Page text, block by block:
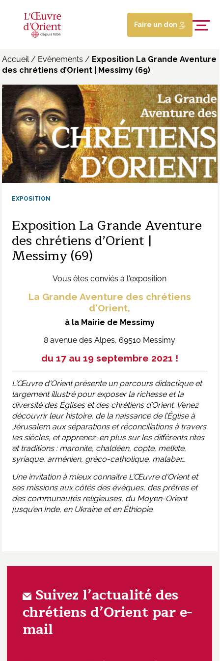
Faire un don
Accueil/ Evènements / Exposition La Grande Aventure
des chrétiens d’Orient | Messimy (69)
EXPOSITION
Exposition La Grande Aventure
des chrétiens d’Orient |
Messimy (69)
Vous êtes conviés à l'exposition
La Grande Aventure des chrétiens
d'Orient,
à la Mairie de Messimy
8 avenue des Alpes, 69510 Messimy
du 17 au 19 septembre 2021 !
L'Œuvre d'Orient présente un parcours didactique et
largement illustré pour exposer la richesse et la
diversité des Églises et des chrétiens d’Orient. Venez
découvrir leur histoire, de la naissance de l’Église à
Jérusalem aux séparations et réconciliations à travers
les siècles, et apprenez-en plus sur les différents rites
et traditions : maronite, chaldéen, copte, melkite,
syriaque, arménien, gréco-catholique, malabar…
Une invitation à mieux connaître L'Œuvre d'Orient et
ses missions aux côtés des évêques, des prêtres et
des communautés religieuses, du Moyen-Orient
jusqu’en Inde, en Ukraine et en Éthiopie.
Suivez l’actualité des
chrétiens d’Orient par e-
mail